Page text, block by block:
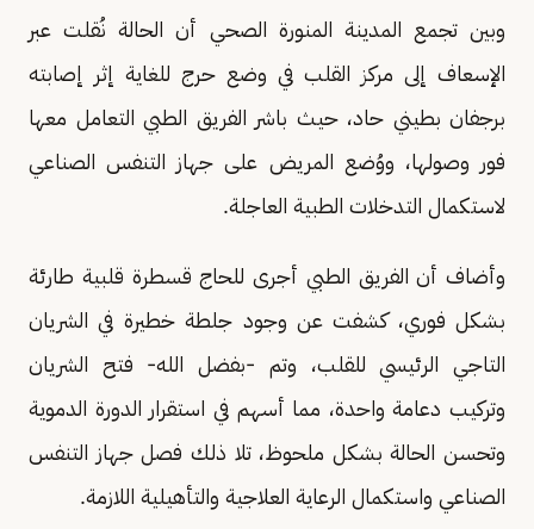
وبين تجمع المدينة المنورة الصحي أن الحالة نُقلت عبر
الإسعاف إلى مركز القلب في وضع حرج للغاية إثر إصابته
برجفان بطيني حاد، حيث باشر الفريق الطبي التعامل معها
فور وصولها، ووُضع المريض على جهاز التنفس الصناعي
لاستكمال التدخلات الطبية العاجلة.
وأضاف أن الفريق الطبي أجرى للحاج قسطرة قلبية طارئة
بشكل فوري، كشفت عن وجود جلطة خطيرة في الشريان
التاجي الرئيسي للقلب، وتم -بفضل الله- فتح الشريان
وتركيب دعامة واحدة، مما أسهم في استقرار الدورة الدموية
وتحسن الحالة بشكل ملحوظ، تلا ذلك فصل جهاز التنفس
الصناعي واستكمال الرعاية العلاجية والتأهيلية اللازمة.